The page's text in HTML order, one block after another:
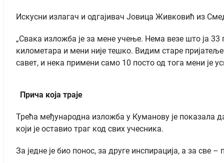
Искусни излагач и одгајивач Јовица Живковић из
„Свака изложба је за мене учење. Нема везе што ја
километара и мени није тешко. Видим старе
савет, и нека примени само 10 посто од тога мени је
Прича која траје
Трећа међународна изложба у Куманову је показала
који је оставио траг код свих учесника.
За једне је био понос, за друге инспирација, а за